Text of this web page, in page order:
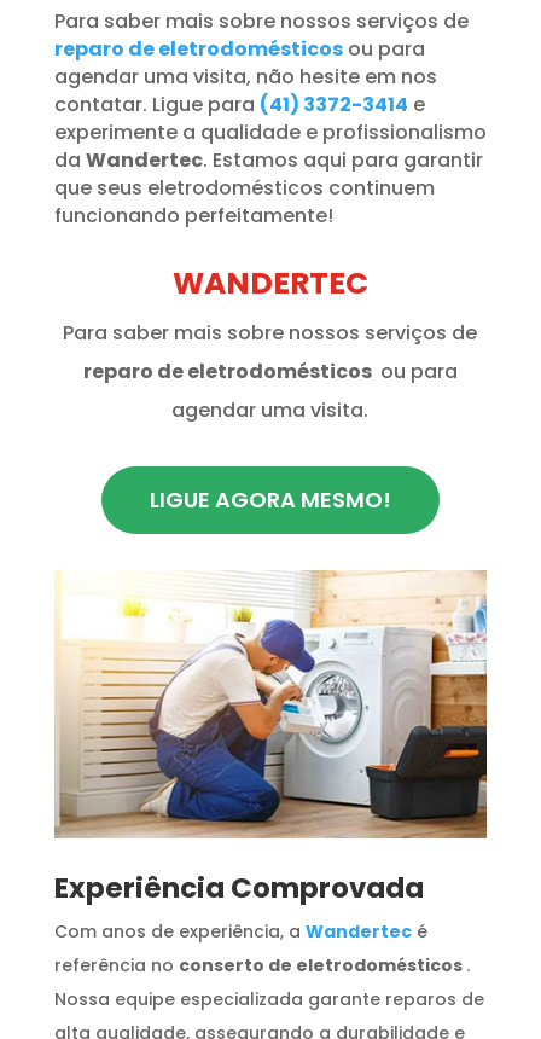
Para saber mais sobre nossos serviços de
reparo de eletrodomésticos ou para
agendar uma visita, não hesite em nos
contatar. Ligue para (41) 3372-3414 e
experimente a qualidade e profissionalismo
da Wandertec. Estamos aqui para garantir
que seus eletrodomésticos continuem
funcionando perfeitamente!
WANDERTEC
Para saber mais sobre nossos serviços de
reparo de eletrodomésticos ou para
agendar uma visita.
LIGUE AGORA MESMO!
​Experiência Comprovada
Com anos de experiência, a Wandertecé
referência no conserto de eletrodomésticos .
Nossa equipe especializada garante reparos de
alta qualidade, assegurando a durabilidade e